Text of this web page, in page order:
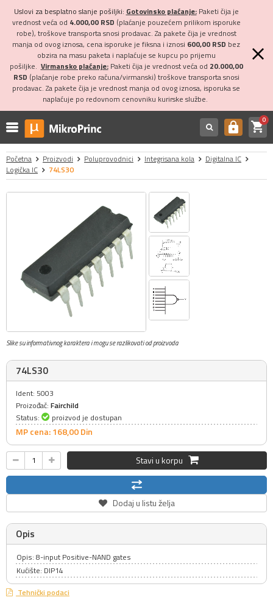
Uslovi za besplatno slanje pošiljki: Gotovinsko plaćanje:Paketi čija je
vrednost veća od 4.000,00 RSD (plaćanje pouzećem prilikom isporuke
robe), troškove transporta snosi prodavac. Za pakete čija je vrednost
manja od ovog iznosa, cena isporuke je fiksna i iznosi 600,00 RSD bez
obzira na masu paketa i naplaćuje se kupcu po prijemu
pošiljke. Virmansko plaćanje:Paketi čija je vrednost veća od 20.000,00
RSD (plaćanje robe preko računa/virmanski) troškove transporta snosi
prodavac. Za pakete čija je vrednost manja od ovog iznosa, isporuka se
naplaćuje po redovnom cenovniku kurirske službe.
https shopping_cart0
Početna Proizvodi Poluprovodnici Integrisana kola
Digitalna IC
Logička IC
74LS30
Slike su informativnog karaktera i mogu se razlikovati od proizvoda
74LS30
Ident: 5003
Proizođač: Fairchild
Status:
proizvod je dostupan
MP cena: 168,00Din
Stavi u korpu
Dodaj u listu želja
Opis
Opis: 8-input Positive-NAND gates
Kućište: DIP14
Tehnički podaci